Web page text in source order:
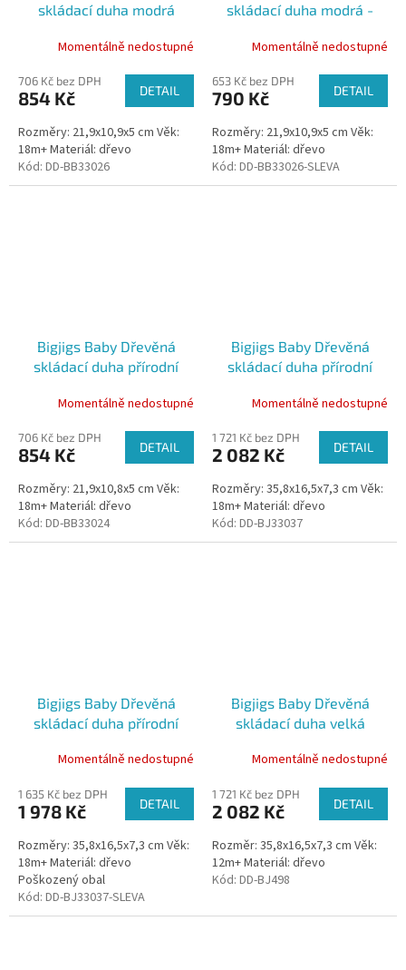
skládací duha modrá
Momentálně nedostupné
706 Kč bez DPH
854 Kč DETAIL
Rozměry: 21,9x10,9x5 cm Věk:
18m+ Materiál: dřevo
Kód: DD-BB33026
skládací duha modrá -
Momentálně nedostupné
653 Kč bez DPH
790 Kč DETAIL
Rozměry: 21,9x10,9x5 cm Věk:
18m+ Materiál: dřevo
Kód: DD-BB33026-SLEVA
Bigjigs Baby Dřevěná
skládací duha přírodní
Momentálně nedostupné
706 Kč bez DPH
854 Kč DETAIL
Rozměry: 21,9x10,8x5 cm Věk:
18m+ Materiál: dřevo
Kód: DD-BB33024
Bigjigs Baby Dřevěná
skládací duha přírodní
Momentálně nedostupné
1 721 Kč bez DPH
2 082 Kč DETAIL
Rozměry: 35,8x16,5x7,3 cm Věk:
18m+ Materiál: dřevo
Kód: DD-BJ33037
Bigjigs Baby Dřevěná
skládací duha přírodní
Momentálně nedostupné
1 635 Kč bez DPH
1 978 Kč DETAIL
Rozměry: 35,8x16,5x7,3 cm Věk:
18m+ Materiál: dřevo
Poškozený obal
Kód: DD-BJ33037-SLEVA
Bigjigs Baby Dřevěná
skládací duha velká
Momentálně nedostupné
1 721 Kč bez DPH
2 082 Kč DETAIL
Rozměr: 35,8x16,5x7,3 cm Věk:
12m+ Materiál: dřevo
Kód: DD-BJ498